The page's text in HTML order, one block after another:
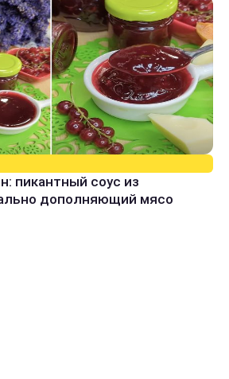
пикантный соус из
дополняющий мясо